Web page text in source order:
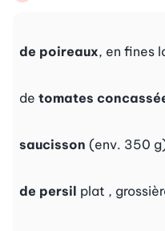
de poireaux, en fines
de tomates
saucisson (env. 350
de persil plat ,